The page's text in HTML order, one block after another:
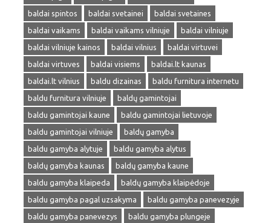
baldai spintos
baldai svetainei
baldai svetaines
baldai vaikams
baldai vaikams vilniuje
baldai vilniuje
baldai vilniuje kainos
baldai vilnius
baldai virtuvei
baldai virtuves
baldai visiems
baldai.lt kaunas
baldai.lt vilnius
baldu dizainas
baldu furnitura internetu
baldu furnitura vilniuje
baldų gamintojai
baldu gamintojai kaune
baldu gamintojai lietuvoje
baldu gamintojai vilniuje
baldų gamyba
baldu gamyba alytuje
baldu gamyba alytus
baldų gamyba kaunas
baldų gamyba kaune
baldu gamyba klaipeda
baldų gamyba klaipėdoje
baldu gamyba pagal uzsakyma
baldu gamyba panevezyje
baldu gamyba panevezys
baldu gamyba plungeje